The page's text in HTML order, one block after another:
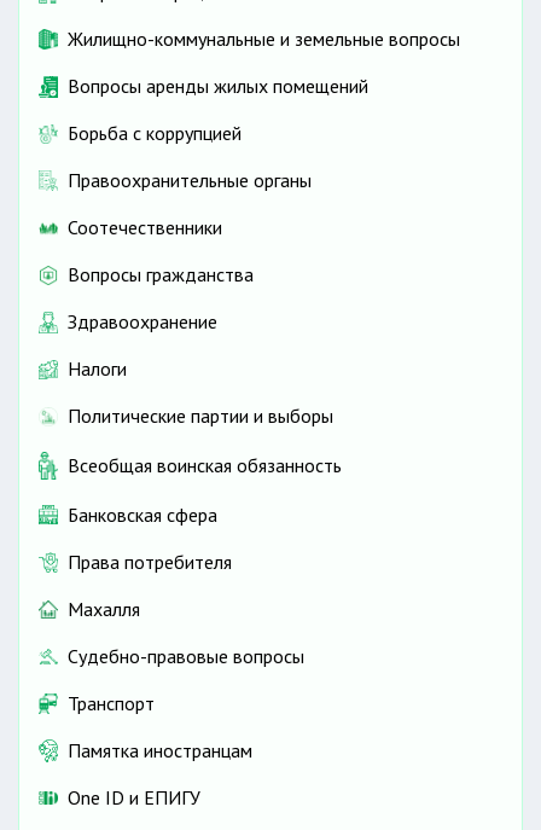
недель
Жилищно-коммунальные и земельные вопросы
Вопросы аренды жилых помещений
Борьба с коррупцией
Правоохранительные органы
Соотечественники
Вопросы гражданства
Здравоохранение
Налоги
Политические партии и выборы
Всеобщая воинская обязанность
Банковская сфера
Права потребителя
Махалля
Судебно-правовые вопросы
Транспорт
Памятка иностранцам
One ID и ЕПИГУ